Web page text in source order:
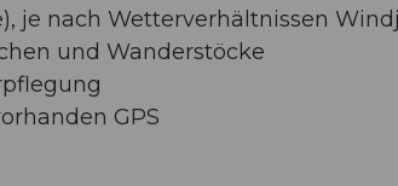
je nach Wetterverhältnissen
und Wanderstöcke
GPS